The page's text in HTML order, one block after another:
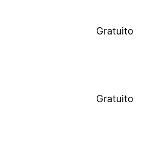
Gratuito
Gratuito